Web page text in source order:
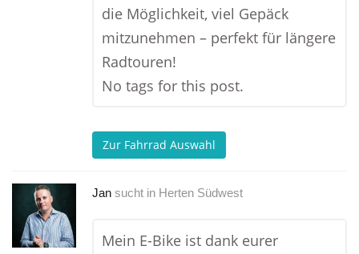
die Möglichkeit, viel Gepäck
mitzunehmen – perfekt für längere
Radtouren!
No tags for this post.
Zur Fahrrad Auswahl
Jan sucht in Herten Südwest
Mein E-Bike ist dank eurer